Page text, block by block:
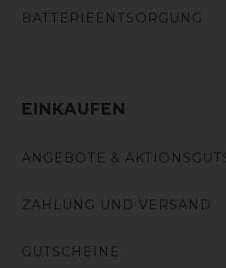
BATTERIEENTSORGUNG
EINKAUFEN
ANGEBOTE &
ZAHLUNG UND VERSAND
GUTSCHEINE